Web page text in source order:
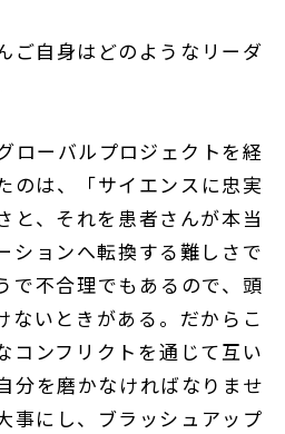
ご自身はどのようなリーダ
ローバルプロジェクトを経
のは、「サイエンスに忠実
と、それを患者さんが本当
ションへ転換する難しさで
で不合理でもあるので、頭
ないときがある。だからこ
コンフリクトを通じて互い
分を磨かなければなりませ
事にし、ブラッシュアップ